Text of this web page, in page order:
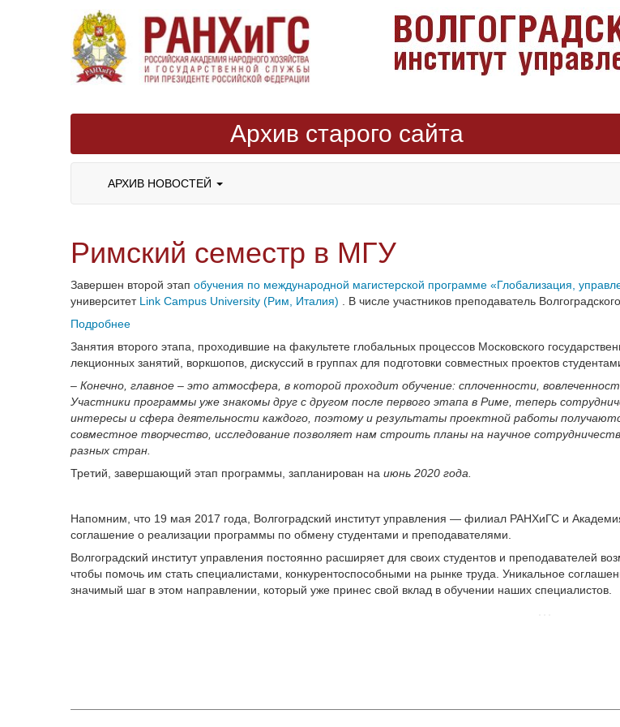
Архив старого сайта
АРХИВ НОВОСТЕЙ
Римский семестр в МГУ
Завершен второй этап обучения по международной магистерской программе «Глобализация,
университет Link Campus University (Рим, Италия) . В числе участников преподаватель
Подробнее
Занятия второго этапа, проходившие на факультете глобальных процессов Московского
лекционных занятий, воркшопов, дискуссий в группах для подготовки совместных проектов
– Конечно, главное – это атмосфера, в которой проходит обучение: сплоченности,
Участники программы уже знакомы друг с другом после первого этапа в Риме, теперь
интересы и сфера деятельности каждого, поэтому и результаты проектной работы
совместное творчество, исследование позволяет нам строить планы на научное
разных стран.
Третий, завершающий этап программы, запланирован на июнь 2020 года.
Напомним, что 19 мая 2017 года, Волгоградский институт управления — филиал РАНХиГС и
соглашение о реализации программы по обмену студентами и преподавателями.
Волгоградский институт управления постоянно расширяет для своих студентов и преподавателей
чтобы помочь им стать специалистами, конкурентоспособными на рынке труда. Уникальное
значимый шаг в этом направлении, который уже принес свой вклад в обучении наших специалистов.